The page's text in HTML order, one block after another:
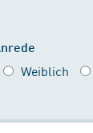
Weiblich